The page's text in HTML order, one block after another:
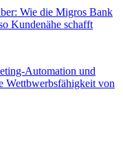
Wie die Migros Bank
Kundenähe schafft
Automation und
Wettbwerbsfähigkeit von